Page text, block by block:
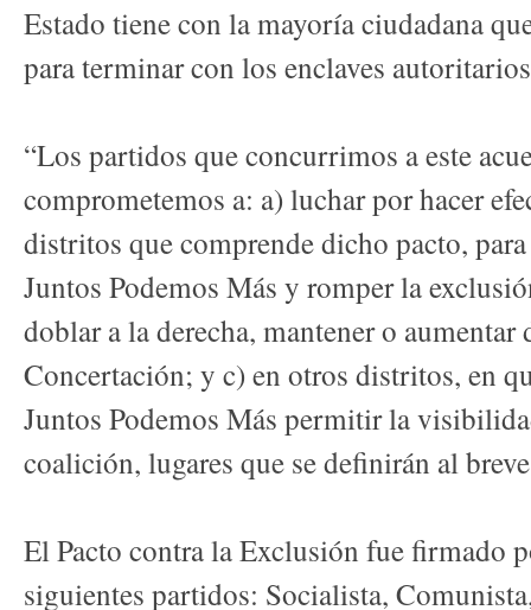
Estado tiene con la mayoría ciudadana
para terminar con los enclaves
“Los partidos que concurrimos a este
comprometemos a: a) luchar por hacer
distritos que comprende dicho pacto,
Juntos Podemos Más y romper la
doblar a la derecha, mantener o aumentar
Concertación; y c) en otros distritos, en
Juntos Podemos Más permitir la
coalición, lugares que se definirán al
El Pacto contra la Exclusión fue firmado
siguientes partidos: Socialista,